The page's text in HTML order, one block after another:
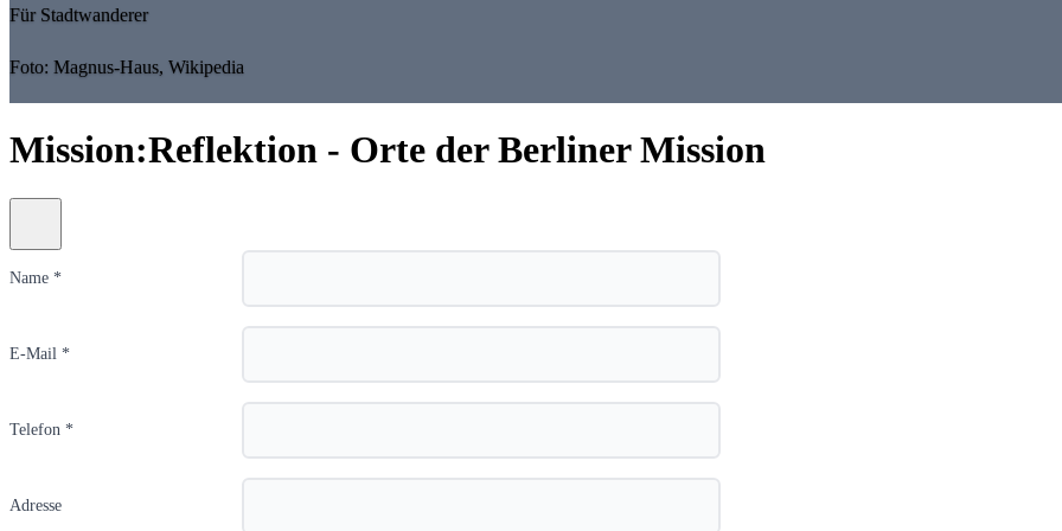
Für Stadtwanderer
Foto: Magnus-Haus, Wikipedia
Mission:Reflektion - Orte der Berliner Mission
Name *
E-Mail *
Telefon *
Adresse